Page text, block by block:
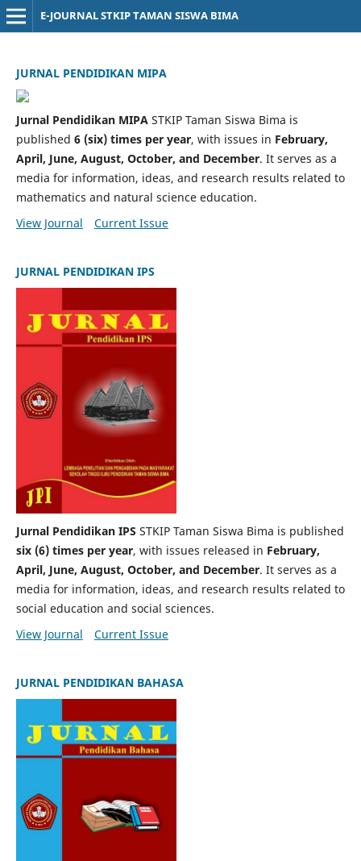
E-JOURNAL STKIP TAMAN SISWA BIMA
JURNAL PENDIDIKAN MIPA
Jurnal Pendidikan MIPASTKIP Taman Siswa Bima is
published 6 (six) times per year, with issues in February,
April, June, August, October, and December. It serves as a
media for information, ideas, and research results related to
mathematics and natural science education.
View Journal
Current Issue
JURNAL PENDIDIKAN IPS
Jurnal Pendidikan IPS STKIP Taman Siswa Bima is published
six (6) times per year, with issues released in February,
April, June, August, October, and December. It serves as a
media for information, ideas, and research results related to
social education and social sciences.
View Journal
Current Issue
JURNAL PENDIDIKAN BAHASA